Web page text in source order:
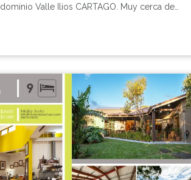
Valle Ilios CARTAGO. Muy cerca de…